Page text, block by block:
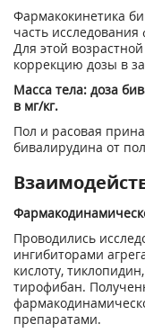
Фармакокинетика
часть
Для этой
коррекцию дозы в
Масса тела: доза
в мг/кг.
Пол и расовая
бивалирудина от
Проводились
ингибиторами
кислоту,
тирофибан.
препаратами.